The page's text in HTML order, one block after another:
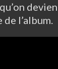
l’album.